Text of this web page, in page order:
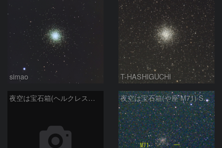
simao T-HASHIGUCHI
夜空は宝石箱(ヘルクレス座 M92) Seestar50 夜空は宝石箱(や座 M71) Seestar50